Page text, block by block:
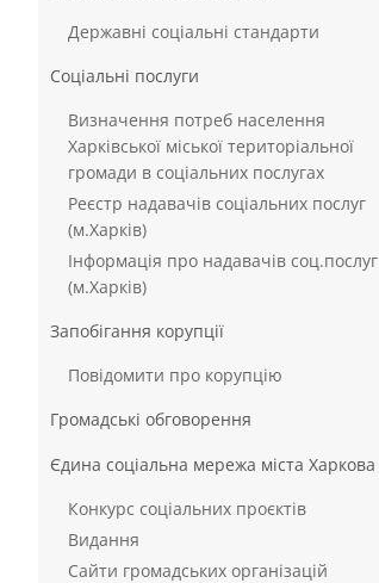
Державні соціальні стандарти
Соціальні послуги
Визначення потреб населення
Харківської міської територіальної
громади в соціальних послугах
Реєстр надавачів соціальних послуг
(м.Харків)
Інформація про надавачів соц.послуг
(м.Харків)
Запобігання корупції
Повідомити про корупцію
Громадські обговорення
Єдина соціальна мережа міста Харкова
Конкурс соціальних проєктів
Видання
Сайти громадських організацій